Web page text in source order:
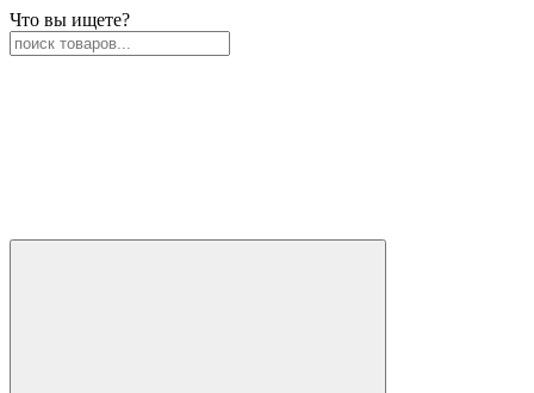
Что вы ищете?